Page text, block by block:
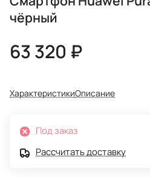
чёрный
63 320 ₽
ХарактеристикиОписание
Под заказ
Рассчитать доставку